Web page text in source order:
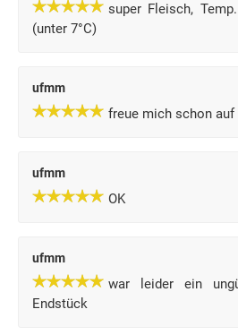
super Fleisch,
(unter 7°C)
ufmm
freue mich schon
ufmm
OK
ufmm
war leider ein
Endstück